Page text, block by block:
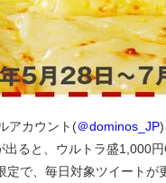
アカウント(＠dominos_JP)
出ると、ウルトラ盛1,000
で、毎日対象ツイートが